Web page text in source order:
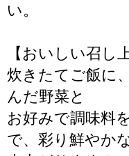
い。
【おいしい召し
炊きたてご飯に
んだ野菜と
お好みで調味料
で、彩り鮮やか